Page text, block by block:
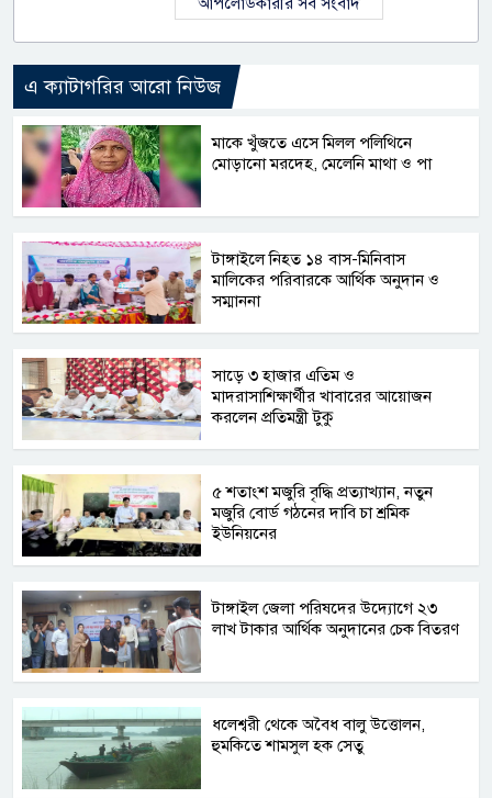
এ ক্যাটাগরির আরো নিউজ
মাকে খুঁজতে এসে মিলল পলিথিনে
মোড়ানো মরদেহ, মেলেনি মাথা ও পা
টাঙ্গাইলে নিহত ১৪ বাস-মিনিবাস
মালিকের পরিবারকে আর্থিক অনুদান ও
সম্মাননা
সাড়ে ৩ হাজার এতিম ও
মাদরাসাশিক্ষার্থীর খাবারের আয়োজন
করলেন প্রতিমন্ত্রী টুকু
৫ শতাংশ মজুরি বৃদ্ধি প্রত্যাখ্যান, নতুন
মজুরি বোর্ড গঠনের দাবি চা শ্রমিক
ইউনিয়নের
টাঙ্গাইল জেলা পরিষদের উদ্যোগে ২৩
লাখ টাকার আর্থিক অনুদানের চেক বিতরণ
ধলেশ্বরী থেকে অবৈধ বালু উত্তোলন,
হুমকিতে শামসুল হক সেতু